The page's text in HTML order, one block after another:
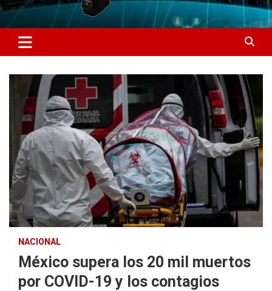
ncstv.info
Libertad informativa
NACIONAL
México supera los 20 mil muertos
por COVID-19 y los contagios